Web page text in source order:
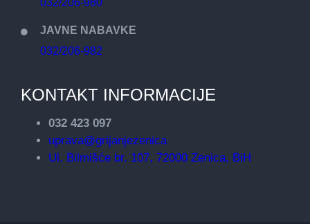
032/206-980
JAVNE NABAVKE
032/206-982
KONTAKT INFORMACIJE
032 423 097
uprava@grijanjezenica
Ul. Bilmišće br. 107, 72000 Zenica, BiH